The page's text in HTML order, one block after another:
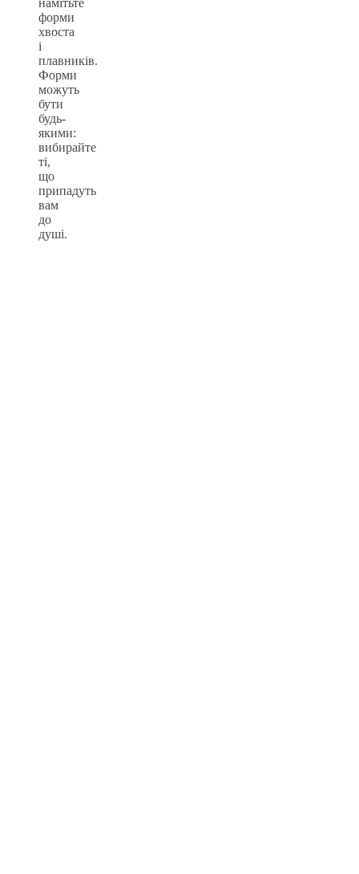
форми
хвоста
і
плавників.
Форми
можуть
бути
будь-
якими:
вибирайте
ті,
що
припадуть
вам
до
душі.